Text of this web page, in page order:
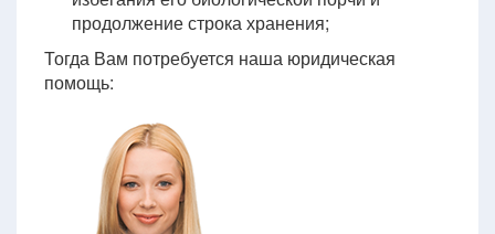
продолжение строка хранения;
Тогда Вам потребуется наша юридическая
помощь: